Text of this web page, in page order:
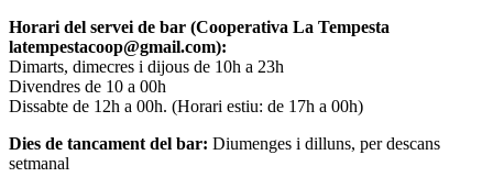
Horari del servei de bar (Cooperativa La Tempesta
latempestacoop@gmail.com):
Dimarts, dimecres i dijous de 10h a 23h
Divendres de 10 a 00h
Dissabte de 12h a 00h. (Horari estiu: de 17h a 00h)
Dies de tancament del bar: Diumenges i dilluns, per descans
setmanal